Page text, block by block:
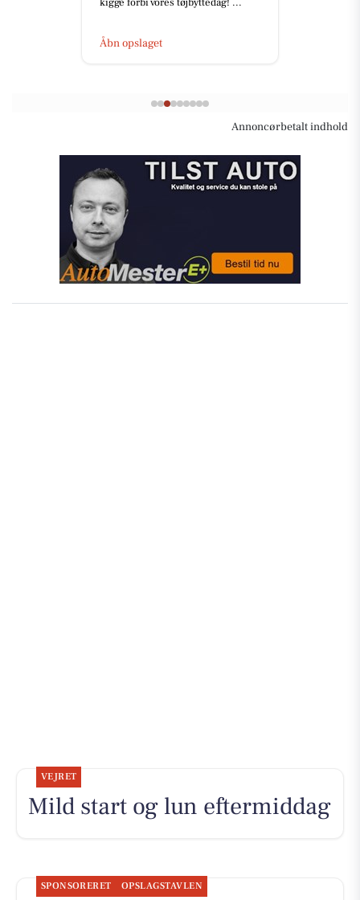
Åbn opslaget
Annoncørbetalt indhold
VEJRET
Mild start og lun eftermiddag
SPONSORERET OPSLAGSTAVLEN